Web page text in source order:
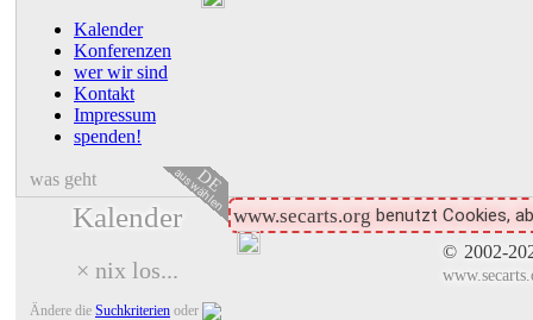
Kalender
Konferenzen
wer wir sind
Kontakt
Impressum
spenden!
DE
auswählen
was geht
Kalender
× nix los...
Ändere die Suchkriterien oder
www.secarts.org benutzt Cookies,
© 2002-